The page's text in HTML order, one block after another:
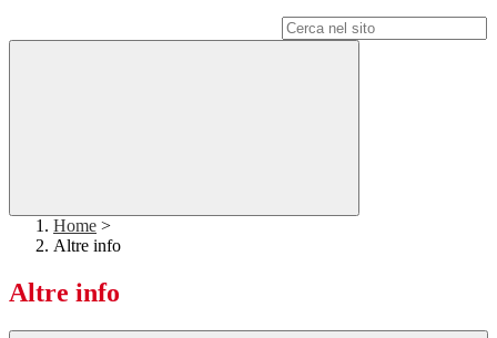
Home >
Altre info
Altre info